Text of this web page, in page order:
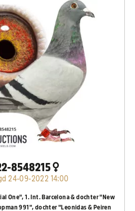
8548215
24-09-2022 14:00
One", 1. Int. Barcelona & dochter "New
991", dochter "Leonidas & Peiren